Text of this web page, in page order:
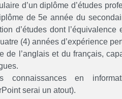
d’un diplôme d’études
de 5e année du
d’études dont
(4) années d’expérience
de l’anglais et du français,
connaissances en
serai un atout).